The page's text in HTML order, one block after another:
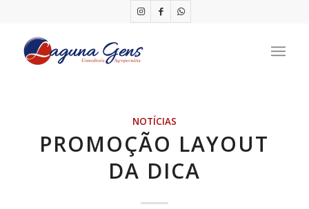
NOTÍCIAS
PROMOÇÃO LAYOUT
DA DICA